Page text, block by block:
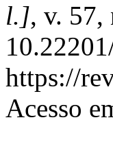
l.], v. 57,
https://
Acesso